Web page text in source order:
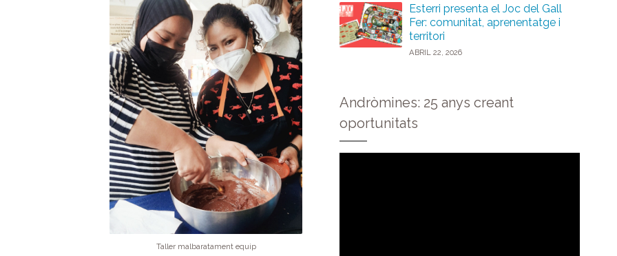
Taller malbaratament equip
Esterri presenta el Joc del Gall
Fer: comunitat, aprenentatge i
territori
ABRIL 22, 2026
Andròmines: 25 anys creant
oportunitats